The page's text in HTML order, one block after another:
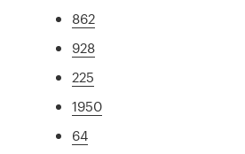
862
928
225
1950
64